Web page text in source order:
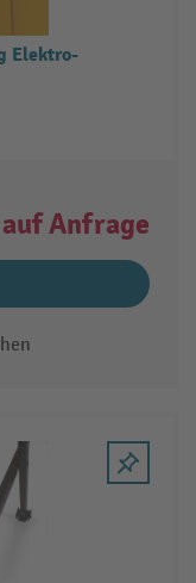
Elektro-
Anfrage